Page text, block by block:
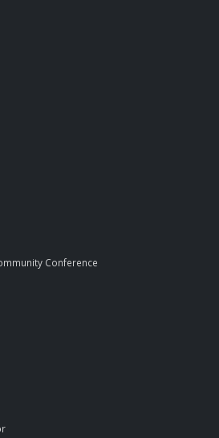
Conference